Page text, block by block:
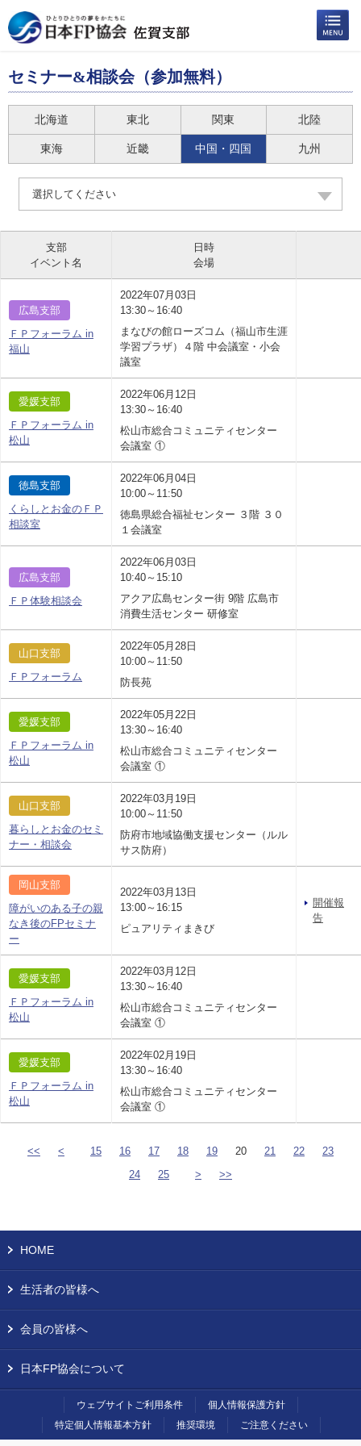
セミナー&相談会（参加無料）
北海道 東北 関東 北陸
東海 近畿 中国・四国 九州
選択してください
支部
イベント名
日時
会場
広島支部
ＦＰフォーラム in
福山
2022年07月03日
13:30～16:40
まなびの館ローズコム（福山市生涯
学習プラザ）４階 中会議室・小会
議室
愛媛支部
ＦＰフォーラム in
松山
2022年06月12日
13:30～16:40
松山市総合コミュニティセンター
会議室 ①
徳島支部
くらしとお金のＦＰ
相談室
2022年06月04日
10:00～11:50
徳島県総合福祉センター ３階 ３０
１会議室
広島支部
ＦＰ体験相談会
2022年06月03日
10:40～15:10
アクア広島センター街 9階 広島市
消費生活センター 研修室
山口支部
ＦＰフォーラム
2022年05月28日
10:00～11:50
防長苑
愛媛支部
ＦＰフォーラム in
松山
2022年05月22日
13:30～16:40
松山市総合コミュニティセンター
会議室 ①
山口支部
暮らしとお金のセミ
ナー・相談会
2022年03月19日
10:00～11:50
防府市地域協働支援センター（ルル
サス防府）
岡山支部
障がいのある子の親
なき後のFPセミナ
ー
2022年03月13日
13:00～16:15
ピュアリティまきび
開催報
告
愛媛支部
ＦＰフォーラム in
松山
2022年03月12日
13:30～16:40
松山市総合コミュニティセンター
会議室 ①
愛媛支部
ＦＰフォーラム in
松山
2022年02月19日
13:30～16:40
松山市総合コミュニティセンター
会議室 ①
<< < 15 16 17 18 19 20 21 22
23
24
25 > >>
HOME
生活者の皆様へ
会員の皆様へ
日本FP協会について
ウェブサイトご利用条件
個人情報保護方針
特定個人情報基本方針
推奨環境 ご注意ください